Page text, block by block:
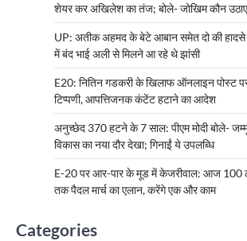
शेयर कर अखिलेश का तंज; बोले- जोखिम कौन
UP: अतीक अहमद के बेटे आबान समेत दो की हादसे
में बंद भाई अली से मिलने आ रहे थे झांसी
E20: नितिन गडकरी के खिलाफ ऑनलाइन पोस्ट पर
टिप्पणी, आपत्तिजनक कंटेंट हटाने का आदेश
अनुच्छेद 370 हटने के 7 साल: पीएम मोदी बोले-
विकास का नया दौर देखा; गिनाईं ये उपलब्धि
E-20 पर आर-पार के मूड में केजरीवाल: आज 100
तक पैदल मार्च का एलान, करेंगे एक और काम
Categories